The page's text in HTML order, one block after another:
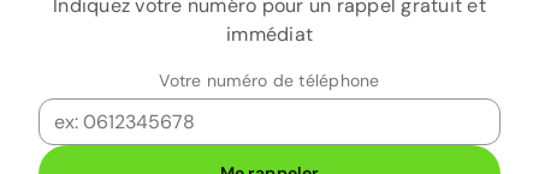
Indiquez votre numéro pour un rappel gratuit et
immédiat
Votre numéro de téléphone